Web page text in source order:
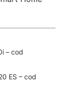
– cod
ES – cod